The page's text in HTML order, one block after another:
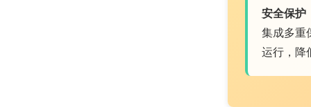
安全保护
集成多重
运行，降